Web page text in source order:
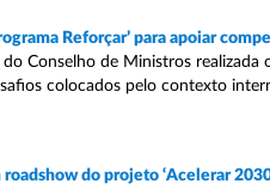
Reforçar’ para apoiar
Conselho de Ministros
colocados pelo contexto
do projeto ‘Acelerar